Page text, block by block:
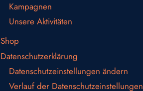
Kampagnen
Unsere Aktivitäten
Shop
Datenschutzerklärung
Datenschutzeinstellungen ändern
Verlauf der Datenschutzeinstellungen